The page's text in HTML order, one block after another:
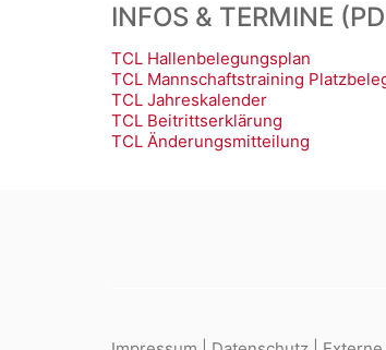
INFOS & TERMINE
TCL Hallenbelegungsplan
TCL Mannschaftstraining
TCL Jahreskalender
TCL Beitrittserklärung
TCL Änderungsmitteilung